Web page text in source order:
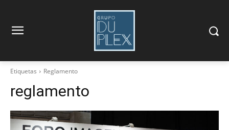
Etiquetas Reglamento
reglamento